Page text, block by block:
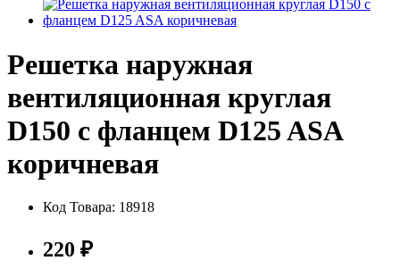
Строительные товары
Все для бани
Блог
Решетка наружная
вентиляционная круглая
D150 с фланцем D125 ASA
коричневая
Код Товара: 18918
220 ₽